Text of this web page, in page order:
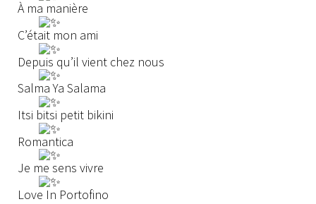
À ma manière
C’était mon ami
Depuis qu’il vient chez nous
Salma Ya Salama
Itsi bitsi petit bikini
Romantica
Je me sens vivre
Love In Portofino